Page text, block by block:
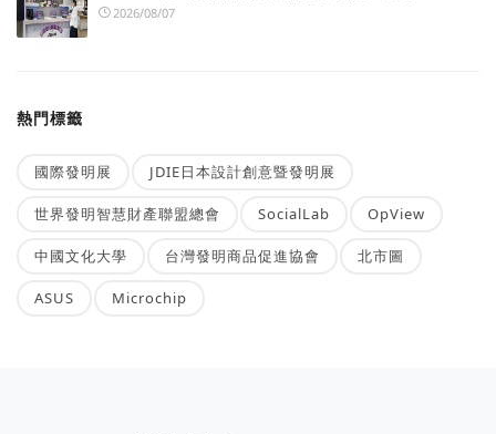
2026/08/07
熱門標籤
國際發明展 JDIE日本設計創意暨發明展
世界發明智慧財產聯盟總會 SocialLab OpView
中國文化大學 台灣發明商品促進協會 北市圖
ASUS Microchip